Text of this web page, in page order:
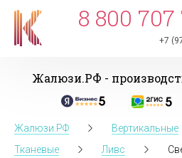
8 800 707
+7
Жалюзи.РФ -
Жалюзи.РФ
Вертикальные
Тканевые
Ливс